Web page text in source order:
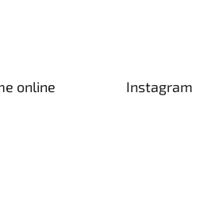
online
Instagram